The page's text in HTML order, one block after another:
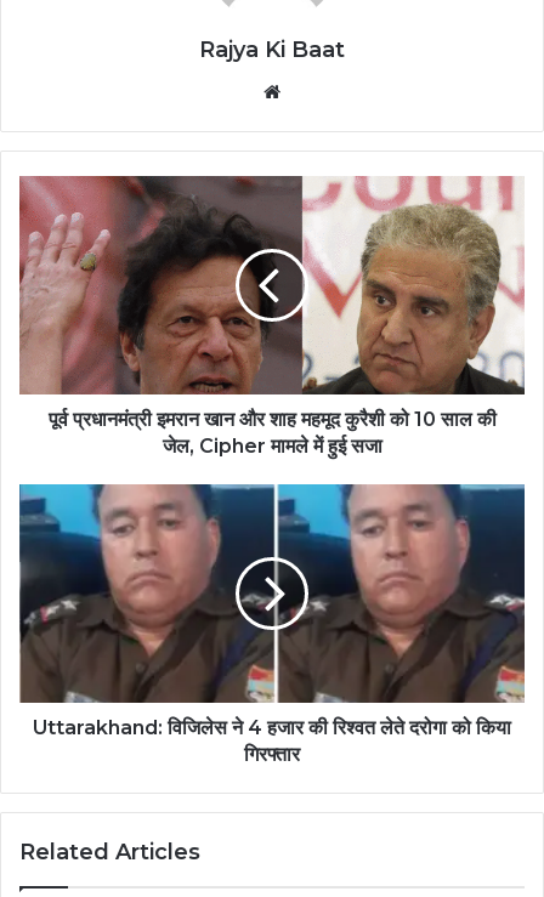
Rajya Ki Baat
पूर्व प्रधानमंत्री इमरान खान और शाह महमूद कुरैशी को 10 साल की
जेल, Cipher मामले में हुई सजा
Uttarakhand: विजिलेस ने 4 हजार की रिश्वत लेते दरोगा को किया
गिरफ्तार
Related Articles